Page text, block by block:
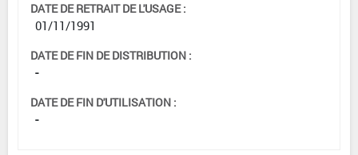
DATE DE RETRAIT DE L'USAGE :
01/11/1991
DATE DE FIN DE DISTRIBUTION :
-
DATE DE FIN D'UTILISATION :
-